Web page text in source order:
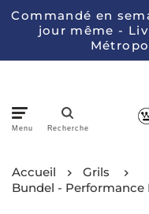
Commandé en
jour même -
Casseroles
Menu Recherche
Accueil
Grils
Bundel - Performance